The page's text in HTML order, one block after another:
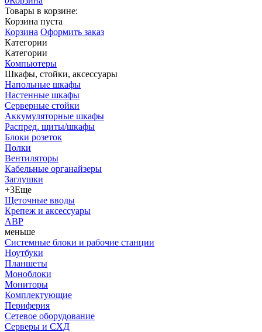
Товары в корзине:
Корзина пуста
Корзина Оформить заказ
Категории
Категории
Компьютеры
Шкафы, стойки, аксессуары
Напольные шкафы
Настенные шкафы
Серверные стойки
Аккумуляторные шкафы
Распред. щиты/шкафы
Блоки розеток
Полки
Вентиляторы
Кабельные органайзеры
Заглушки
+3Еще
Щеточные вводы
Крепеж и аксессуары
АВР
меньше
Системные блоки и рабочие станции
Ноутбуки
Планшеты
Моноблоки
Мониторы
Комплектующие
Периферия
Сетевое оборудование
Серверы и СХД